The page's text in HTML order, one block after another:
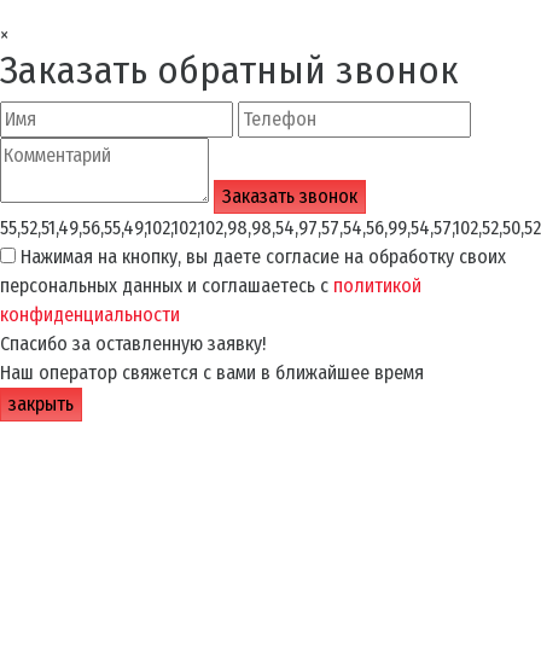
×
Заказать обратный звонок
Нажимая на кнопку, вы даете согласие на обработку своих
персональных данных и соглашаетесь с политикой
конфиденциальности
Спасибо за оставленную заявку!
Наш оператор свяжется с вами в ближайшее время
закрыть